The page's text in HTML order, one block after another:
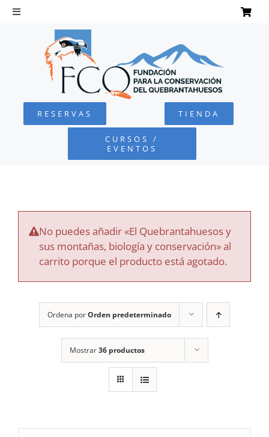
Saltar
Toggle
Navigation
QUEBRANTAHUESOS
FUNDACIÓN
COLABORA
RECURSOS
NOTICIAS
CONTACTO
RESERVAS TIENDA
CURSOS /
EVENTOS
No puedes añadir «El Quebrantahuesos y
sus montañas, biología y conservación» al
carrito porque el producto está agotado.
Ordena porOrden predeterminado
Mostrar36 productos